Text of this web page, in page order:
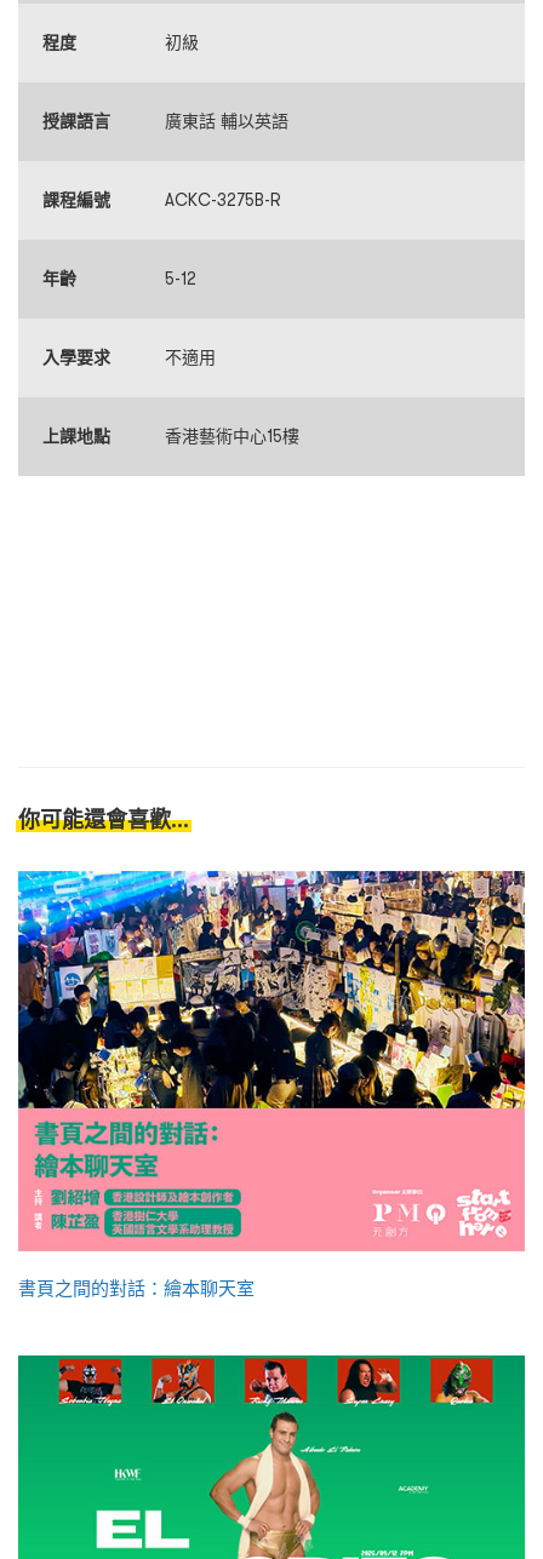
程度 初級
授課語言 廣東話 輔以英語
課程編號 ACKC-3275B-R
年齡 5-12
入學要求 不適用
上課地點 香港藝術中心15樓
你可能還會喜歡...
書頁之間的對話：繪本聊天室